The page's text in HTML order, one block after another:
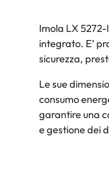
Imola LX
integrato. E’
sicurezza,
Le sue
consumo
garantire una
e gestione dei